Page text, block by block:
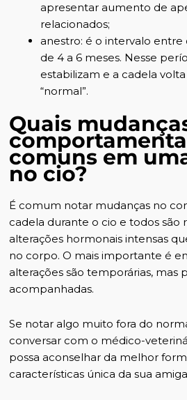
apresentar aumento de
relacionados;
anestro: é o intervalo entre
de 4 a 6 meses. Nesse
estabilizam e a cadela
“normal”.
Quais
comuns em
no cio?
É comum notar mudanças no
cadela durante o cio e todos são
alterações hormonais intensas
no corpo. O mais importante é
alterações são temporárias, mas
acompanhadas.
Se notar algo muito fora do
conversar com o médico-
possa aconselhar da melhor
características única da sua